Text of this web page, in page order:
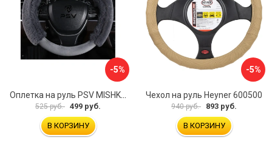
-5%
525 руб. 499 руб.
В КОРЗИНУ
-5%
Чехол на руль Heyner 600500
940 руб. 893 руб.
В КОРЗИНУ